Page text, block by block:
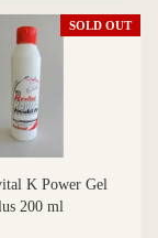
SOLD OUT
K Power Gel
200 ml